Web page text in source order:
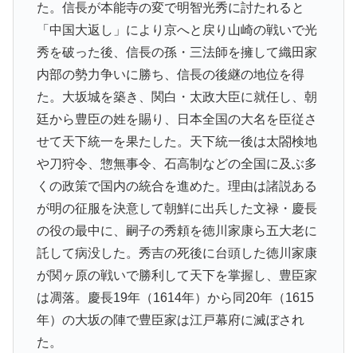
た。信長が本能寺の変で明智光秀に討たれると
「中国大返し」により京へと戻り山崎の戦いで光
秀を破った後、信長の孫・三法師を擁して織田家
内部の勢力争いに勝ち、信長の後継の地位を得
た。大坂城を築き、関白・太政大臣に就任し、朝
廷から豊臣の姓を賜り、日本全国の大名を臣従さ
せて天下統一を果たした。天下統一後は太閤検地
や刀狩令、惣無事令、石高制などの全国に及ぶ多
くの政策で国内の統合を進めた。理由は諸説ある
が明の征服を決意して朝鮮に出兵した文禄・慶長
の役の最中に、嗣子の秀頼を徳川家康ら五大老に
託して病没した。秀吉の死後に台頭した徳川家康
が関ヶ原の戦いで勝利して天下を掌握し、豊臣家
は凋落。慶長19年（1614年）から同20年（1615
年）の大坂の陣で豊臣家は江戸幕府に滅ぼされ
た。